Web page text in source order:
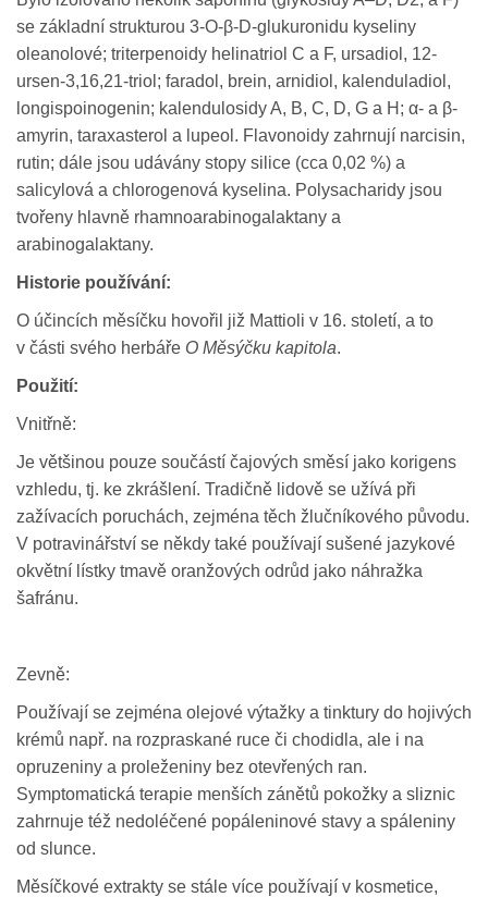
se základní strukturou 3-O-β-D-glukuronidu kyseliny
oleanolové; triterpenoidy helinatriol C a F, ursadiol, 12-
ursen-3,16,21-triol; faradol, brein, arnidiol, kalenduladiol,
longispoinogenin; kalendulosidy A, B, C, D, G a H; α- a β-
amyrin, taraxasterol a lupeol. Flavonoidy zahrnují narcisin,
rutin; dále jsou udávány stopy silice (cca 0,02 %) a
salicylová a chlorogenová kyselina. Polysacharidy jsou
tvořeny hlavně rhamnoarabinogalaktany a
arabinogalaktany.
Historie používání:
O účincích měsíčku hovořil již Mattioli v 16. století, a to
v části svého herbáře O Měsýčku kapitola.
Použití:
Vnitřně:
Je většinou pouze součástí čajových směsí jako korigens
vzhledu, tj. ke zkrášlení. Tradičně lidově se užívá při
zažívacích poruchách, zejména těch žlučníkového původu.
V potravinářství se někdy také používají sušené jazykové
okvětní lístky tmavě oranžových odrůd jako náhražka
šafránu.
Zevně:
Používají se zejména olejové výtažky a tinktury do hojivých
krémů např. na rozpraskané ruce či chodidla, ale i na
opruzeniny a proleženiny bez otevřených ran.
Symptomatická terapie menších zánětů pokožky a sliznic
zahrnuje též nedoléčené popáleninové stavy a spáleniny
od slunce.
Měsíčkové extrakty se stále více používají v kosmetice,